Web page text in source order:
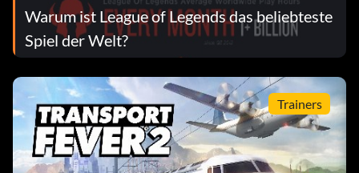
Warum ist League of Legends das beliebteste
Spiel der Welt?
Trainers